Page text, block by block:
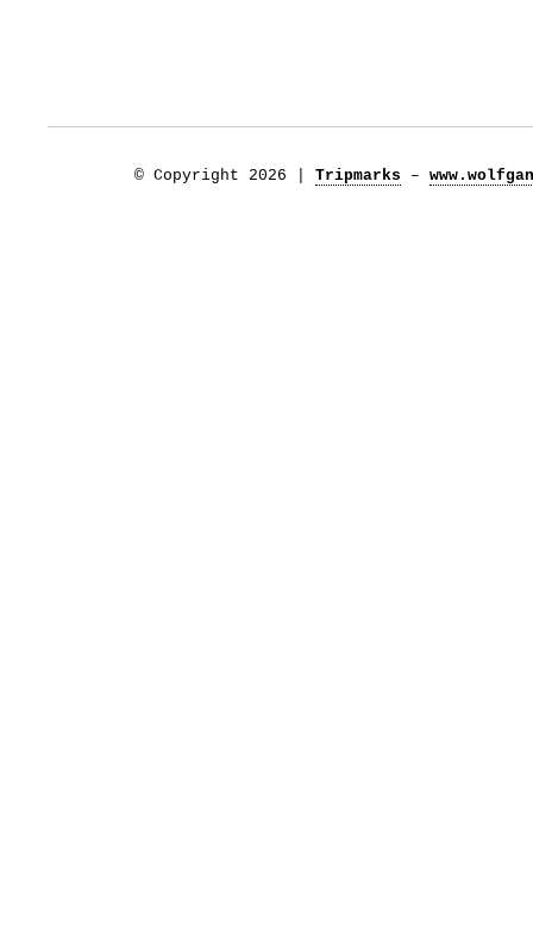
© Copyright 2026 | Tripmarks –